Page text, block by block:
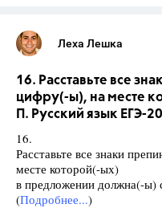
Леха Лешка
16. Расставьте все
цифру(-ы), на месте
П. Русский язык ЕГЭ-
16.
Расставьте все знаки
месте которой(-ых)
в предложении должна(-ы)
(Подробнее...)